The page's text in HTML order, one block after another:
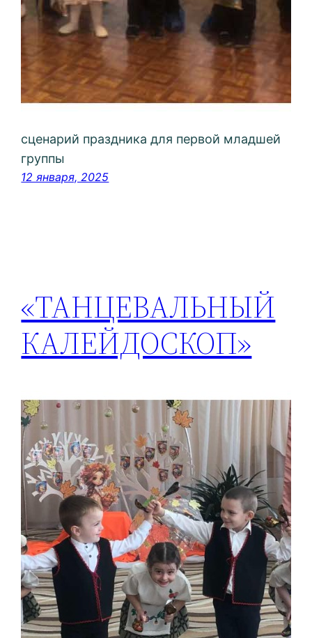
сценарий праздника для первой младшей
группы
12 января, 2025
«ТАНЦЕВАЛЬНЫЙ
КАЛЕЙДОСКОП»